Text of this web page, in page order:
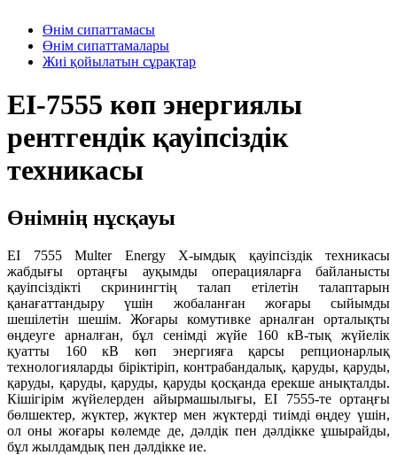
Өнім сипаттамасы
Өнім сипаттамалары
Жиі қойылатын сұрақтар
EI-7555 көп энергиялы
рентгендік қауіпсіздік
техникасы
Өнімнің нұсқауы
EI 7555 Multer Energy X-ымдық қауіпсіздік техникасы
жабдығы ортаңғы ауқымды операцияларға байланысты
қауіпсіздікті скринингтің талап етілетін талаптарын
қанағаттандыру үшін жобаланған жоғары сыйымды
шешілетін шешім. Жоғары комутивке арналған орталықты
өңдеуге арналған, бұл сенімді жүйе 160 кВ-тық жүйелік
қуатты 160 кВ көп энергияға қарсы репционарлық
технологияларды біріктіріп, контрабандалық, қаруды, қаруды,
қаруды, қаруды, қаруды, қаруды қосқанда ерекше анықталды.
Кішігірім жүйелерден айырмашылығы, EI 7555-те ортаңғы
бөлшектер, жүктер, жүктер мен жүктерді тиімді өңдеу үшін,
ол оны жоғары көлемде де, дәлдік пен дәлдікке ұшырайды,
бұл жылдамдық пен дәлдікке ие.